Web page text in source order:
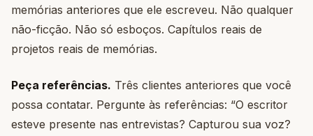
memórias anteriores que ele escreveu. Não qualquer
não-ficção. Não só esboços. Capítulos reais de
projetos reais de memórias.
Peça referências. Três clientes anteriores que você
possa contatar. Pergunte às referências: “O escritor
esteve presente nas entrevistas? Capturou sua voz?